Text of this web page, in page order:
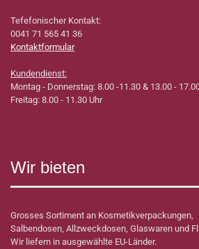
Tefefonischer Kontakt:
0041 71 565 41 36
Kontaktformular
Kundendienst:
Montag - Donnerstag: 8.00 -11.30 & 13.00 -
Freitag: 8.00 - 11.30 Uhr
Wir bieten
Grosses Sortiment an Kosmetikverpackungen,
Salbendosen, Allzweckdosen, Glaswaren und
Wir liefern in ausgewählte EU-Länder.